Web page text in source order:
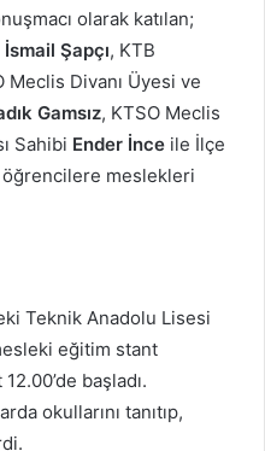
olarak katılan;
İsmail Şapçı, KTB
Meclis Divanı Üyesi ve
Gamsız, KTSO Meclis
Sahibi Ender İnce ile İlçe
öğrencilere meslekleri
Teknik Anadolu Lisesi
eğitim stant
başladı.
okullarını tanıtıp,